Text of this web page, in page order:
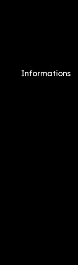
Informations